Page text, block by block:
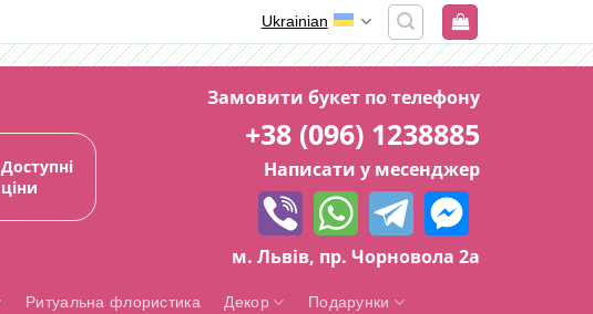
Ukrainian
Доступні
ціни
Замовити букет по телефону
+38 (096) 1238885
Написати у месенджер
м. Львів, пр. Чорновола 2а
Ритуальна флористика Декор Подарунки